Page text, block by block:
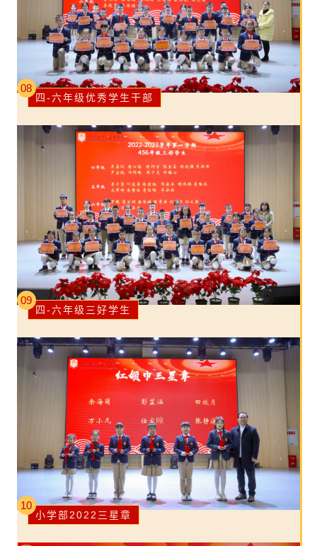
08
四-六年级优秀学生干部
09
四-六年级三好学生
10
小学部2022三星章